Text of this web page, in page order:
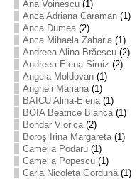
Ana Voinescu(1)
Anca Adriana Caraman(1)
Anca Dumea(2)
Anca Mihaela Zaharia(1)
Andreea Alina Brăescu(2)
Andreea Elena Simiz (2)
Angela Moldovan(1)
Angheli Mariana(1)
BAICU Alina-Elena(1)
BOIA Beatrice Bianca(1)
Bondar Viorica(2)
Boroş Irina Margareta(1)
Camelia Podaru(1)
Camelia Popescu(1)
Carla Nicoleta Gordună(1)